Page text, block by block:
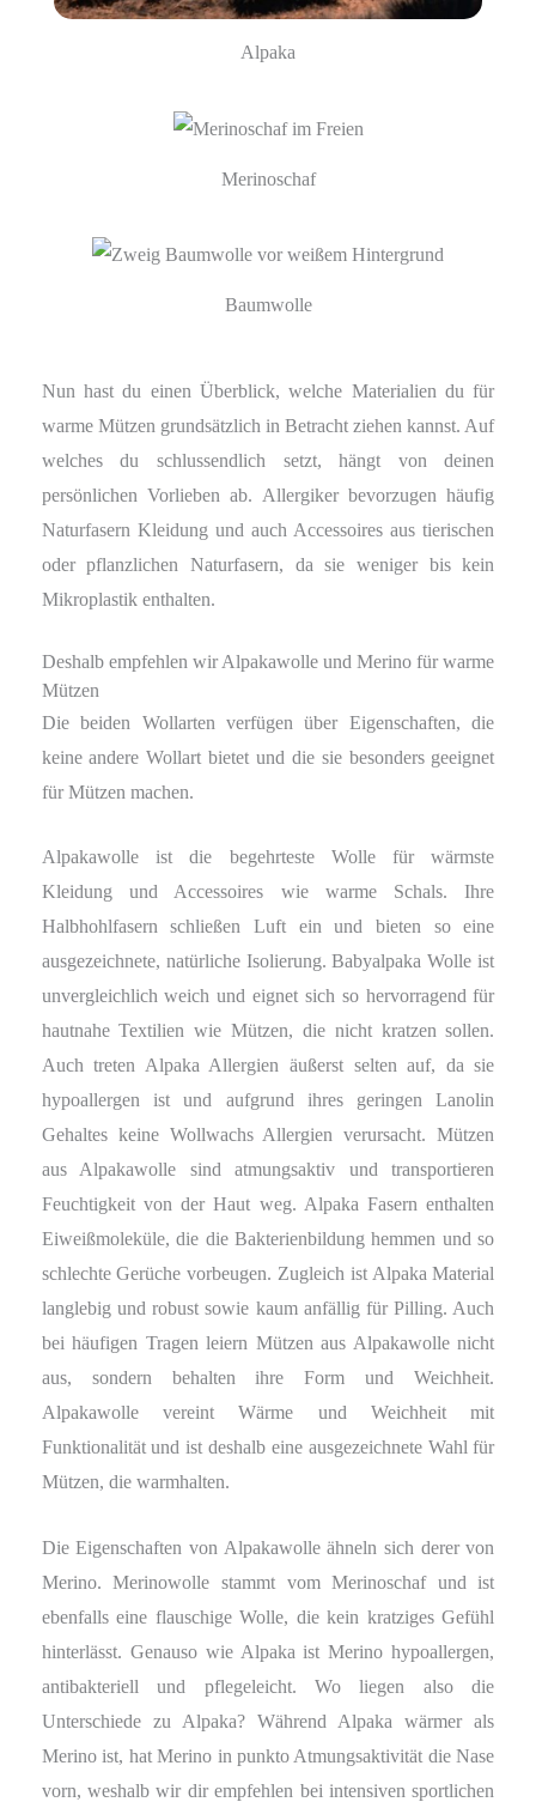
Alpaka
Merinoschaf
Baumwolle
Nun hast du einen Überblick, welche Materialien du für
warme Mützen grundsätzlich in Betracht ziehen kannst. Auf
welches du schlussendlich setzt, hängt von deinen
persönlichen Vorlieben ab. Allergiker bevorzugen häufig
Naturfasern Kleidung und auch Accessoires aus tierischen
oder pflanzlichen Naturfasern, da sie weniger bis kein
Mikroplastik enthalten.
Deshalb empfehlen wir Alpakawolle und Merino für warme
Mützen
Die beiden Wollarten verfügen über Eigenschaften, die
keine andere Wollart bietet und die sie besonders geeignet
für Mützen machen.
Alpakawolle ist die begehrteste Wolle für wärmste
Kleidung und Accessoires wie warme Schals. Ihre
Halbhohlfasern schließen Luft ein und bieten so eine
ausgezeichnete, natürliche Isolierung. Babyalpaka Wolle ist
unvergleichlich weich und eignet sich so hervorragend für
hautnahe Textilien wie Mützen, die nicht kratzen sollen.
Auch treten Alpaka Allergien äußerst selten auf, da sie
hypoallergen ist und aufgrund ihres geringen Lanolin
Gehaltes keine Wollwachs Allergien verursacht. Mützen
aus Alpakawolle sind atmungsaktiv und transportieren
Feuchtigkeit von der Haut weg. Alpaka Fasern enthalten
Eiweißmoleküle, die die Bakterienbildung hemmen und so
schlechte Gerüche vorbeugen. Zugleich ist Alpaka Material
langlebig und robust sowie kaum anfällig für Pilling. Auch
bei häufigen Tragen leiern Mützen aus Alpakawolle nicht
aus, sondern behalten ihre Form und Weichheit.
Alpakawolle vereint Wärme und Weichheit mit
Funktionalität und ist deshalb eine ausgezeichnete Wahl für
Mützen, die warmhalten.
Die Eigenschaften von Alpakawolle ähneln sich derer von
Merino. Merinowolle stammt vom Merinoschaf und ist
ebenfalls eine flauschige Wolle, die kein kratziges Gefühl
hinterlässt. Genauso wie Alpaka ist Merino hypoallergen,
antibakteriell und pflegeleicht. Wo liegen also die
Unterschiede zu Alpaka? Während Alpaka wärmer als
Merino ist, hat Merino in punkto Atmungsaktivität die Nase
vorn, weshalb wir dir empfehlen bei intensiven sportlichen